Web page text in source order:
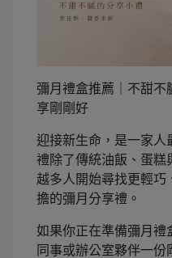
彌月禮盒推薦｜不甜不
享剛剛好
迎接新生命，是一家人
禮除了傳統油飯、蛋糕
越多人開始尋找更輕巧
擔的彌月分享禮。
如果你正在準備彌月禮
同事或辦公室夥伴一份